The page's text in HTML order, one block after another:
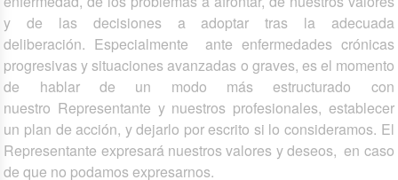
y de las decisiones a adoptar tras la adecuada
deliberación. Especialmente ante enfermedades crónicas
progresivas y situaciones avanzadas o graves, es el momento
de hablar de un modo más estructurado con
nuestro Representante y nuestros profesionales, establecer
un plan de acción, y dejarlo por escrito si lo consideramos. El
Representante expresará nuestros valores y deseos, en caso
de que no podamos expresarnos.